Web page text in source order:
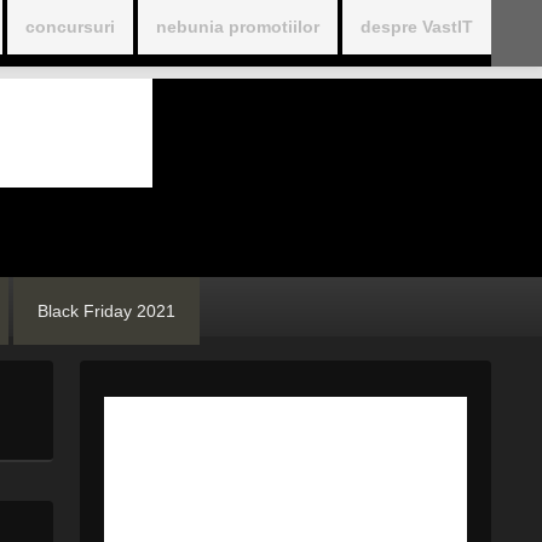
concursuri nebunia promotiilor despre VastIT
Black Friday 2021